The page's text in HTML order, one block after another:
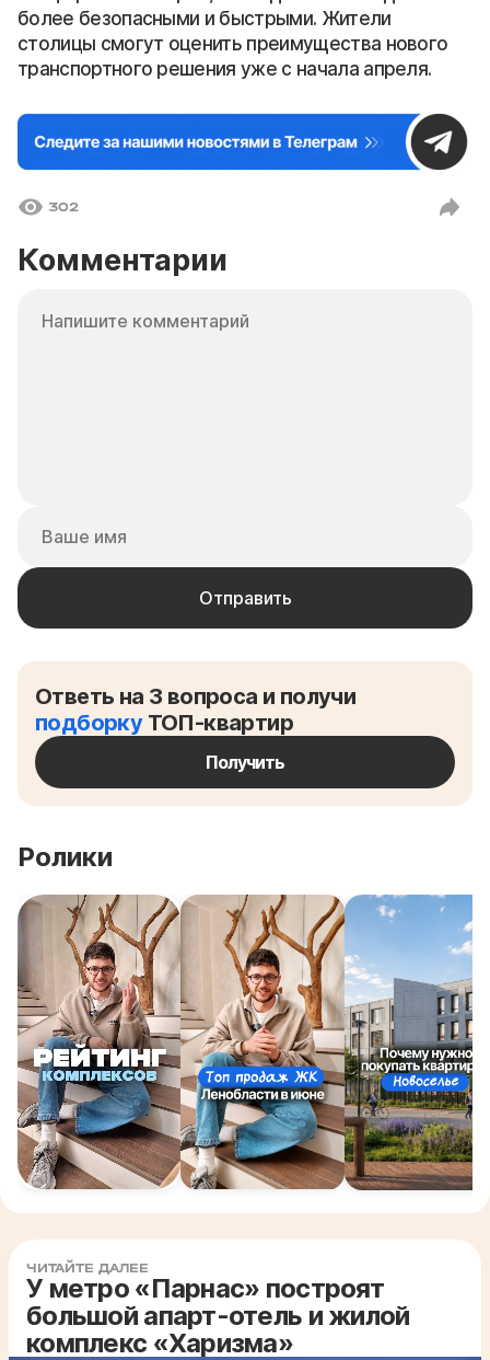
более безопасными и быстрыми. Жители
столицы смогут оценить преимущества нового
транспортного решения уже с начала апреля.
302
Комментарии
Ответь на 3 вопроса и получи
подборкуТОП-квартир
Получить
Ролики
ЧИТАЙТЕ ДАЛЕЕ
У метро «Парнас» построят
большой апарт-отель и жилой
комплекс «Харизма»